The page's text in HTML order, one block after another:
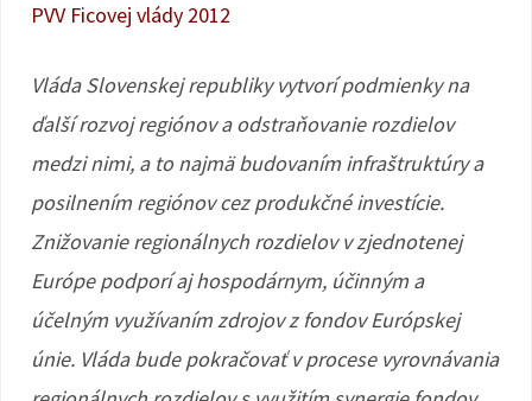
PVV Ficovej vlády 2012
Vláda Slovenskej republiky vytvorí podmienky na
ďalší rozvoj regiónov a odstraňovanie rozdielov
medzi nimi, a to najmä budovaním infraštruktúry a
posilnením regiónov cez produkčné investície.
Znižovanie regionálnych rozdielov v zjednotenej
Európe podporí aj hospodárnym, účinným a
účelným využívaním zdrojov z fondov Európskej
únie. Vláda bude pokračovať v procese vyrovnávania